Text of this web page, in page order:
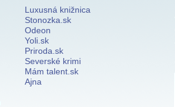
Luxusná knižnica
Stonozka.sk
Odeon
Yoli.sk
Priroda.sk
Severské krimi
Mám talent.sk
Ajna